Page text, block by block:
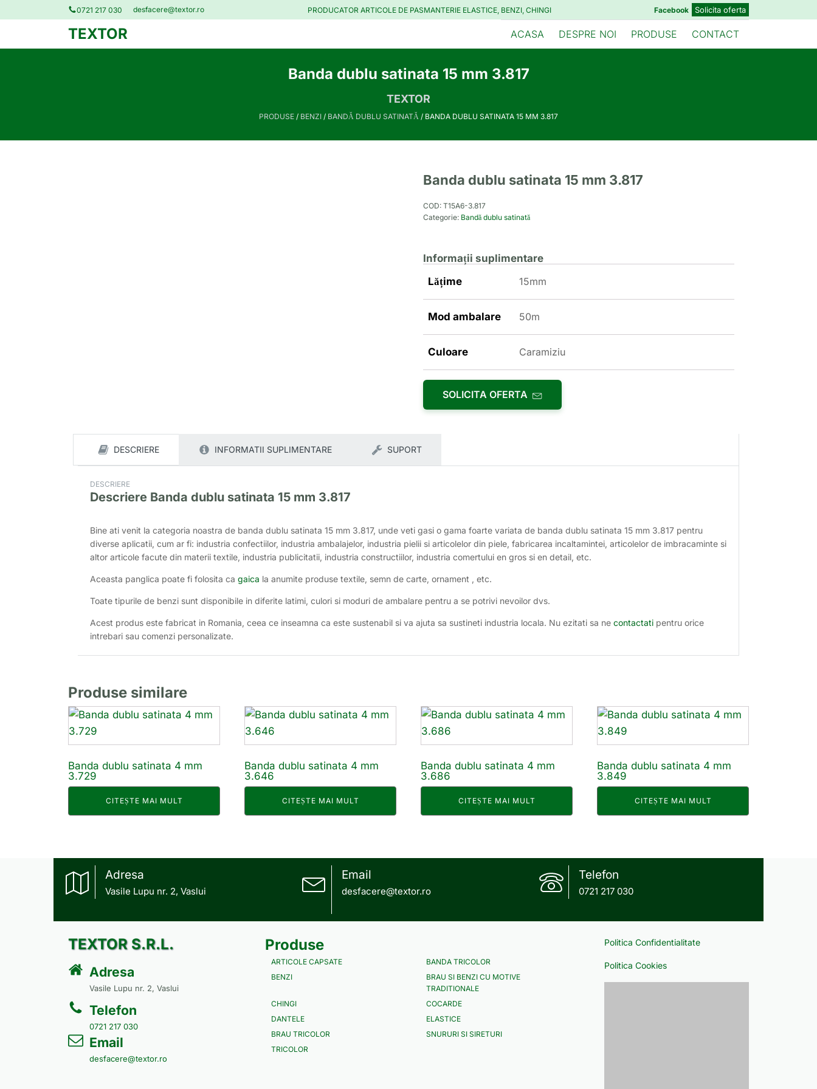
0721 217 030 desfacere@textor.ro PRODUCATOR ARTICOLE DE PASMANTERIE ELASTICE, BENZI, CHINGI Facebook Solicita oferta
TEXTOR ACASA DESPRE NOI PRODUSE CONTACT
Banda dublu satinata 15 mm 3.817
TEXTOR
PRODUSE / BENZI / BANDĂ DUBLU SATINATĂ / BANDA DUBLU SATINATA 15 MM 3.817
Banda dublu satinata 15 mm 3.817
COD: T15A6-3.817
Categorie: Bandă dublu satinată
Informații suplimentare
Lățime
15mm
Mod ambalare 50m
Culoare Caramiziu
SOLICITA OFERTA
DESCRIERE INFORMATII SUPLIMENTARE SUPORT
DESCRIERE
Descriere Banda dublu satinata 15 mm 3.817
Bine ati venit la categoria noastra de banda dublu satinata 15 mm 3.817, unde veti gasi o gama foarte variata de banda dublu satinata 15 mm 3.817 pentru
diverse aplicatii, cum ar fi: industria confectiilor, industria ambalajelor, industria pielii si articolelor din piele, fabricarea incaltamintei, articolelor de imbracaminte si
altor articole facute din materii textile, industria publicitatii, industria constructiilor, industria comertului en gros si en detail, etc.
Aceasta panglica poate fi folosita ca gaica la anumite produse textile, semn de carte, ornament , etc.
Toate tipurile de benzi sunt disponibile in diferite latimi, culori si moduri de ambalare pentru a se potrivi nevoilor dvs.
Acest produs este fabricat in Romania, ceea ce inseamna ca este sustenabil si va ajuta sa sustineti industria locala. Nu ezitati sa ne contactati pentru orice
intrebari sau comenzi personalizate.
Produse similare
Banda dublu satinata 4 mm
3.729
CITEȘTE MAI MULT
Banda dublu satinata 4 mm
3.646
CITEȘTE MAI MULT
Banda dublu satinata 4 mm
3.686
CITEȘTE MAI MULT
Banda dublu satinata 4 mm
3.849
CITEȘTE MAI MULT
Adresa
Vasile Lupu nr. 2, Vaslui
Email
desfacere@textor.ro
Telefon
0721 217 030
TEXTOR S.R.L.
Adresa
Vasile Lupu nr. 2, Vaslui
Telefon
0721 217 030
Email
desfacere@textor.ro
Produse
ARTICOLE CAPSATE
BANDA TRICOLOR
BENZI
BRAU SI BENZI CU MOTIVE
TRADITIONALE
CHINGI
COCARDE
DANTELE
ELASTICE
BRAU TRICOLOR
SNURURI SI SIRETURI
TRICOLOR
Politica Confidentialitate
Politica Cookies